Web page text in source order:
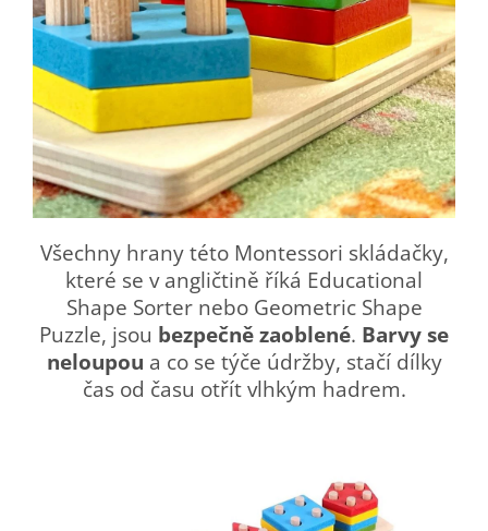
Všechny hrany této Montessori skládačky,
které se v angličtině říká Educational
Shape Sorter nebo Geometric Shape
Puzzle, jsou bezpečně zaoblené. Barvy se
neloupou a co se týče údržby, stačí dílky
čas od času otřít vlhkým hadrem.